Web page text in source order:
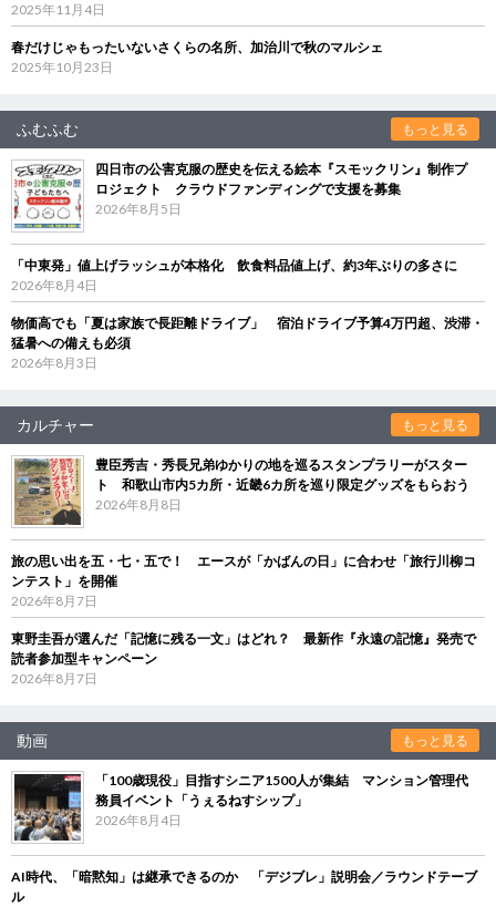
2025年11月4日
春だけじゃもったいないさくらの名所、加治川で秋のマルシェ
2025年10月23日
ふむふむ もっと見る
四日市の公害克服の歴史を伝える絵本『スモックリン』制作プ
ロジェクト クラウドファンディングで支援を募集
2026年8月5日
「中東発」値上げラッシュが本格化 飲食料品値上げ、約3年ぶりの多さに
2026年8月4日
物価高でも「夏は家族で長距離ドライブ」 宿泊ドライブ予算4万円超、渋滞・
猛暑への備えも必須
2026年8月3日
カルチャー もっと見る
豊臣秀吉・秀長兄弟ゆかりの地を巡るスタンプラリーがスター
ト 和歌山市内5カ所・近畿6カ所を巡り限定グッズをもらおう
2026年8月8日
旅の思い出を五・七・五で！ エースが「かばんの日」に合わせ「旅行川柳コ
ンテスト」を開催
2026年8月7日
東野圭吾が選んだ「記憶に残る一文」はどれ？ 最新作『永遠の記憶』発売で
読者参加型キャンペーン
2026年8月7日
動画 もっと見る
「100歳現役」目指すシニア1500人が集結 マンション管理代
務員イベント「うぇるねすシップ」
2026年8月4日
AI時代、「暗黙知」は継承できるのか 「デジブレ」説明会／ラウンドテーブ
ル